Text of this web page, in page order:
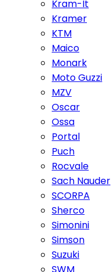
Kram-It
Kramer
KTM
Maico
Monark
Moto Guzzi
MZV
Oscar
Ossa
Portal
Puch
Rocvale
Sach Nauder
SCORPA
Sherco
Simonini
Simson
Suzuki